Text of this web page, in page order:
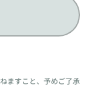
ますこと、予めご了承